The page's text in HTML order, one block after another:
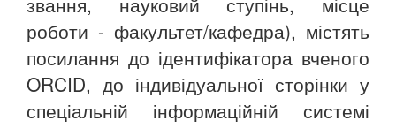
роботи - факультет/кафедра), містять
посилання до ідентифікатора вченого
ORCID, до індивідуальної сторінки у
спеціальній інформаційній системі